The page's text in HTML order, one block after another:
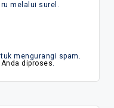
melalui surel.
mengurangi spam.
diproses.